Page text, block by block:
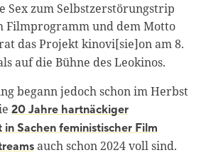
Sex zum Selbstzerstörungstrip
Filmprogramm und dem Motto
das Projekt kinovi[sie]on am 8.
auf die Bühne des Leokinos.
begann jedoch schon im Herbst
20 Jahre hartnäckiger
Sachen feministischer Film
auch schon 2024 voll sind.